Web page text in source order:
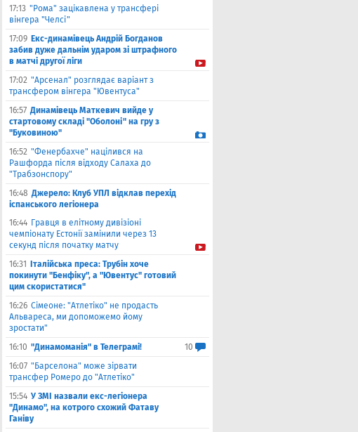
17:13 "Рома" зацікавлена у трансфері
вінгера "Челсі"
17:09 Екс-динамівець Андрій Богданов
забив дуже дальнім ударом зі штрафного
в матчі другої ліги
17:02 "Арсенал" розглядає варіант з
трансфером вінгера "Ювентуса"
16:57 Динамівець Маткевич вийде у
стартовому складі "Оболоні" на гру з
"Буковиною"
16:52 "Фенербахче" націлився на
Рашфорда після відходу Салаха до
"Трабзонспору"
16:48 Джерело: Клуб УПЛ відклав перехід
іспанського легіонера
16:44 Гравця в елітному дивізіоні
чемпіонату Естонії замінили через 13
секунд після початку матчу
16:31
Італійська преса: Трубін хоче
покинути "Бенфіку", а "Ювентус" готовий
цим скористатися"
16:26 Сімеоне: "Атлетіко" не продасть
Альвареса, ми допоможемо йому
зростати"
16:10 "Динамоманія" в Телеграмі!
10
16:07 "Барселона" може зірвати
трансфер Ромеро до "Атлетіко"
15:54 У ЗМІ назвали екс-легіонера
"Динамо", на котрого схожий Фатаву
Ганіву